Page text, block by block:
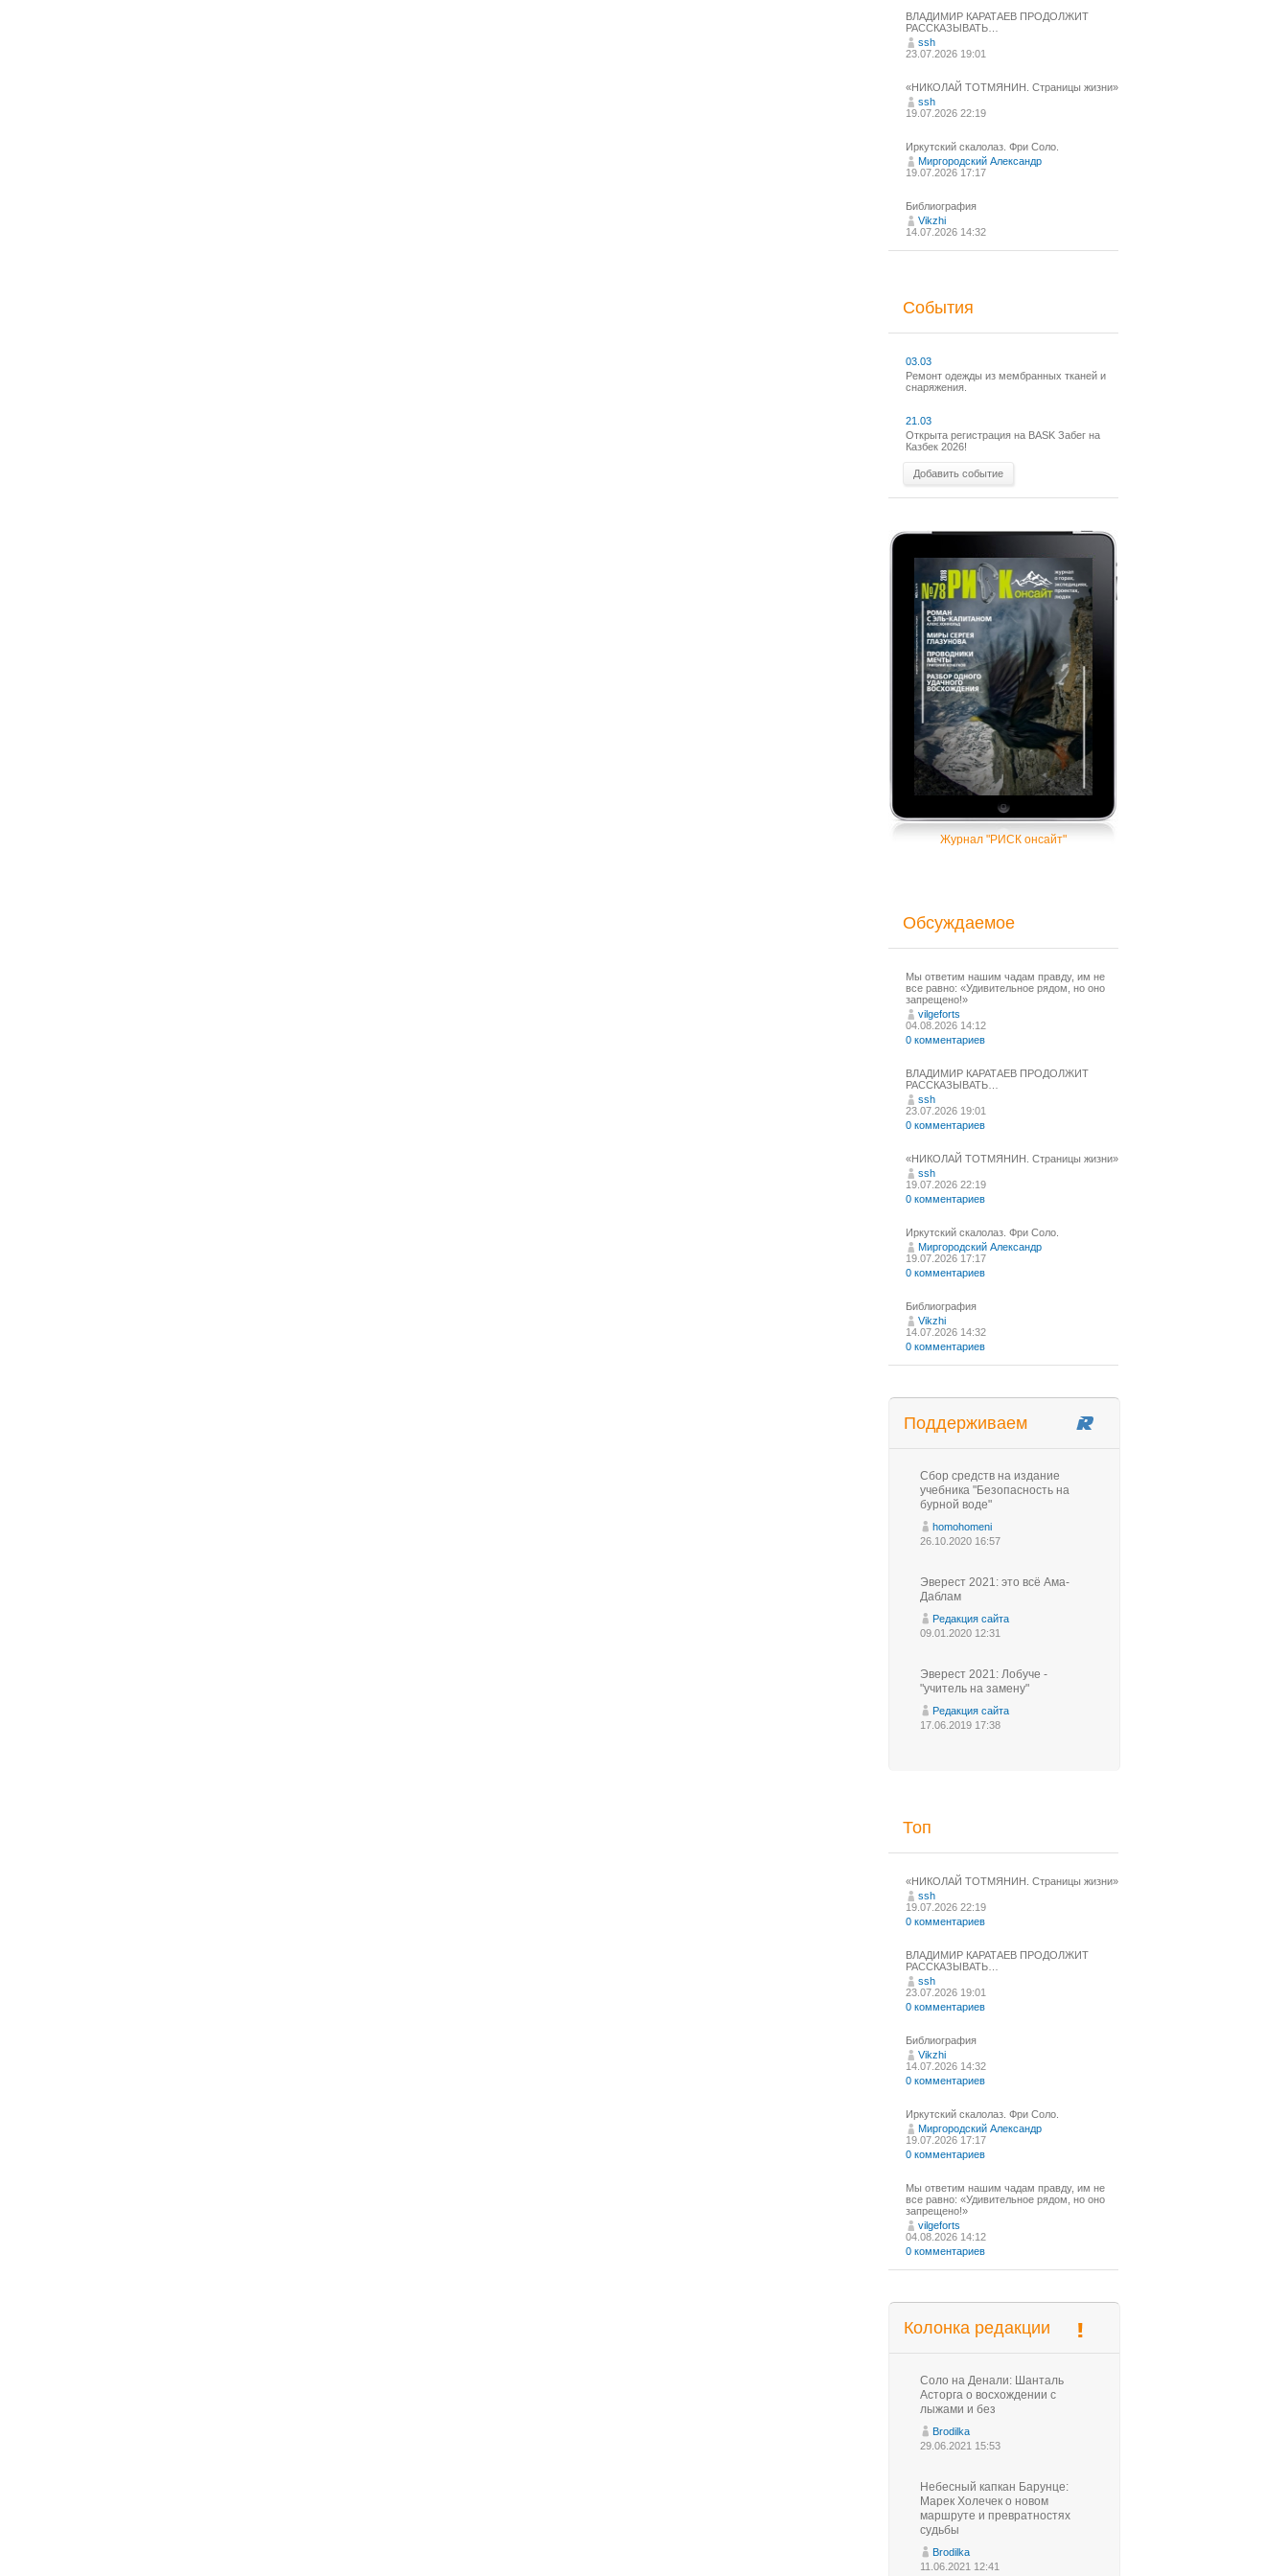
ВЛАДИМИР КАРАТАЕВ ПРОДОЛЖИТ
РАССКАЗЫВАТЬ…
ssh
23.07.2026 19:01
«НИКОЛАЙ ТОТМЯНИН. Страницы жизни»
ssh
19.07.2026 22:19
Иркутский скалолаз. Фри Соло.
Миргородский Александр
19.07.2026 17:17
Библиография
Vikzhi
14.07.2026 14:32
События
03.03
Ремонт одежды из мембранных тканей и
снаряжения.
21.03
Открыта регистрация на BASK Забег на
Казбек 2026!
Добавить событие
Журнал "РИСК онсайт"
Обсуждаемое
Мы ответим нашим чадам правду, им не
все равно: «Удивительное рядом, но оно
запрещено!»
vilgeforts
04.08.2026 14:12
0 комментариев
ВЛАДИМИР КАРАТАЕВ ПРОДОЛЖИТ
РАССКАЗЫВАТЬ…
ssh
23.07.2026 19:01
0 комментариев
«НИКОЛАЙ ТОТМЯНИН. Страницы жизни»
ssh
19.07.2026 22:19
0 комментариев
Иркутский скалолаз. Фри Соло.
Миргородский Александр
19.07.2026 17:17
0 комментариев
Библиография
Vikzhi
14.07.2026 14:32
0 комментариев
Поддерживаем
Сбор средств на издание
учебника "Безопасность на
бурной воде"
homohomeni
26.10.2020 16:57
Эверест 2021: это всё Ама-
Даблам
Редакция сайта
09.01.2020 12:31
Эверест 2021: Лобуче -
"учитель на замену"
Редакция сайта
17.06.2019 17:38
Топ
«НИКОЛАЙ ТОТМЯНИН. Страницы жизни»
ssh
19.07.2026 22:19
0 комментариев
ВЛАДИМИР КАРАТАЕВ ПРОДОЛЖИТ
РАССКАЗЫВАТЬ…
ssh
23.07.2026 19:01
0 комментариев
Библиография
Vikzhi
14.07.2026 14:32
0 комментариев
Иркутский скалолаз. Фри Соло.
Миргородский Александр
19.07.2026 17:17
0 комментариев
Мы ответим нашим чадам правду, им не
все равно: «Удивительное рядом, но оно
запрещено!»
vilgeforts
04.08.2026 14:12
0 комментариев
Колонка редакции
Соло на Денали: Шанталь
Асторга о восхождении с
лыжами и без
Brodilka
29.06.2021 15:53
Небесный капкан Барунце:
Марек Холечек о новом
маршруте и превратностях
судьбы
Brodilka
11.06.2021 12:41